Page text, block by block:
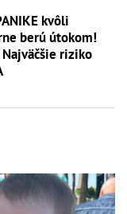
kvôli
berú útokom!
riziko